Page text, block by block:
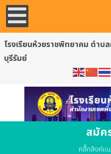
โรงเรียนห้วยราชพิทยาคม ตำบ
บุรีรัมย์
สมัค
คลื๊กลิงค์แน